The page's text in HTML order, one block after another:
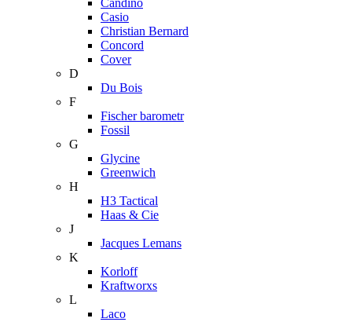
Candino
Casio
Christian Bernard
Concord
Cover
D
Du Bois
F
Fischer barometr
Fossil
G
Glycine
Greenwich
H
H3 Tactical
Haas & Cie
J
Jacques Lemans
K
Korloff
Kraftworxs
L
Laco